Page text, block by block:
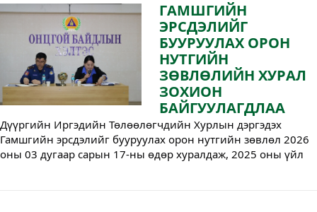
ГАМШГИЙН
ЭРСДЭЛИЙГ
БУУРУУЛАХ ОРОН
НУТГИЙН
ЗӨВЛӨЛИЙН ХУРАЛ
ЗОХИОН
БАЙГУУЛАГДЛАА
Дүүргийн Иргэдийн Төлөөлөгчдийн Хурлын дэргэдэх
Гамшгийн эрсдэлийг бууруулах орон нутгийн зөвлөл 2026
оны 03 дугаар сарын 17-ны өдөр хуралдаж, 2025 оны үйл